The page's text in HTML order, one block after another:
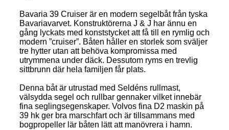
Bavaria 39 Cruiser är en modern segelbåt från tyska
Bavariavarvet. Konstruktörerna J & J har ännu en
gång lyckats med konststycket att få till en rymlig och
modern ”cruiser”. Båten håller en storlek som sväljer
tre hytter utan att behöva kompromissa med
utrymmena under däck. Dessutom ryms en trevlig
sittbrunn där hela familjen får plats.
Denna båt är utrustad med Seldéns rullmast,
välsydda segel och rullbar gennaker vilket innebär
fina seglingsegenskaper. Volvos fina D2 maskin på
39 hk ger bra marschfart och är tillsammans med
bogpropeller lär båten lätt att manövrera i hamn.